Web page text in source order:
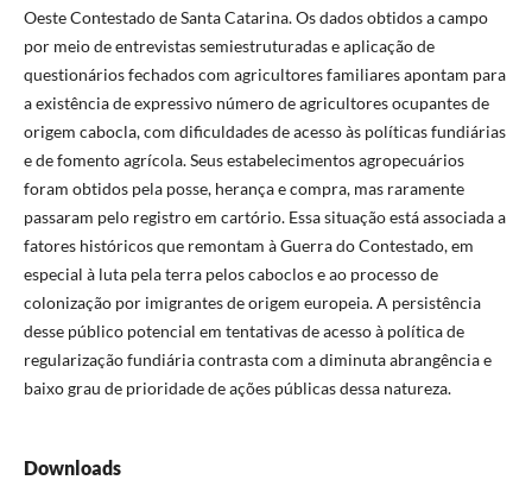
Oeste Contestado de Santa Catarina. Os dados obtidos a campo
por meio de entrevistas semiestruturadas e aplicação de
questionários fechados com agricultores familiares apontam para
a existência de expressivo número de agricultores ocupantes de
origem cabocla, com dificuldades de acesso às políticas fundiárias
e de fomento agrícola. Seus estabelecimentos agropecuários
foram obtidos pela posse, herança e compra, mas raramente
passaram pelo registro em cartório. Essa situação está associada a
fatores históricos que remontam à Guerra do Contestado, em
especial à luta pela terra pelos caboclos e ao processo de
colonização por imigrantes de origem europeia. A persistência
desse público potencial em tentativas de acesso à política de
regularização fundiária contrasta com a diminuta abrangência e
baixo grau de prioridade de ações públicas dessa natureza.
Downloads